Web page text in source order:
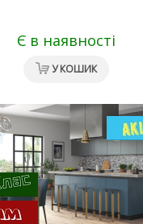
Є в наявності
У КОШИК